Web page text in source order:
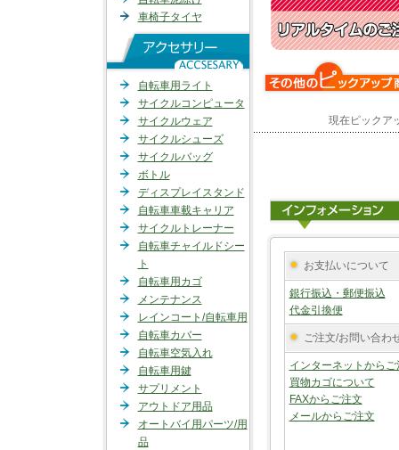
車椅子タイヤ
自転車用ライト
サイクルコンピュータ
サイクルウェア
サイクルシューズ
サイクルバッグ
ボトル
ディスプレイスタンド
自転車車載キャリア
サイクルトレーナー
自転車チャイルドシー
ト
自転車用カゴ
メンテナンス
レインコート/自転車用
自転車カバー
自転車空気入れ
自転車用鍵
サプリメント
アウトドア用品
オートバイ用パーツ/用
品
現在ピックア
お支払いについて
銀行振込・郵便振込
代金引換便
ご注文/お問い合わ
インターネットからご
買物カゴについて
FAXからご注文
メールからご注文